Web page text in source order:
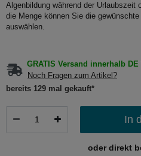
Algenbildung während der Urlaubszeit
die Menge können Sie die
auswählen.
GRATIS Versand innerhalb DE
Noch Fragen zum Artikel?
bereits 129 mal gekauft*
In
oder direkt